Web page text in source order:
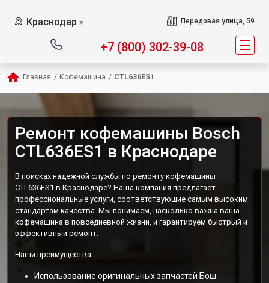
Краснодар ▼ Передовая улица, 59
+7 (800) 302-39-08
Главная / Кофемашина / CTL636ES1
Ремонт кофемашины Bosch
CTL636ES1 в Краснодаре
В поисках надежной службы по ремонту кофемашины
CTL636ES1 в Краснодаре? Наша компания предлагает
профессиональные услуги, соответствующие самым высоким
стандартам качества. Мы понимаем, насколько важна ваша
кофемашина в повседневной жизни, и гарантируем быстрый и
эффективный ремонт.
Наши преимущества:
Использование оригинальных запчастей Бош.